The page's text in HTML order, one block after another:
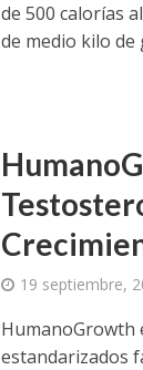
de 500 calorías
de medio kilo de
19 septiembre,
HumanoGrowth
estandarizados